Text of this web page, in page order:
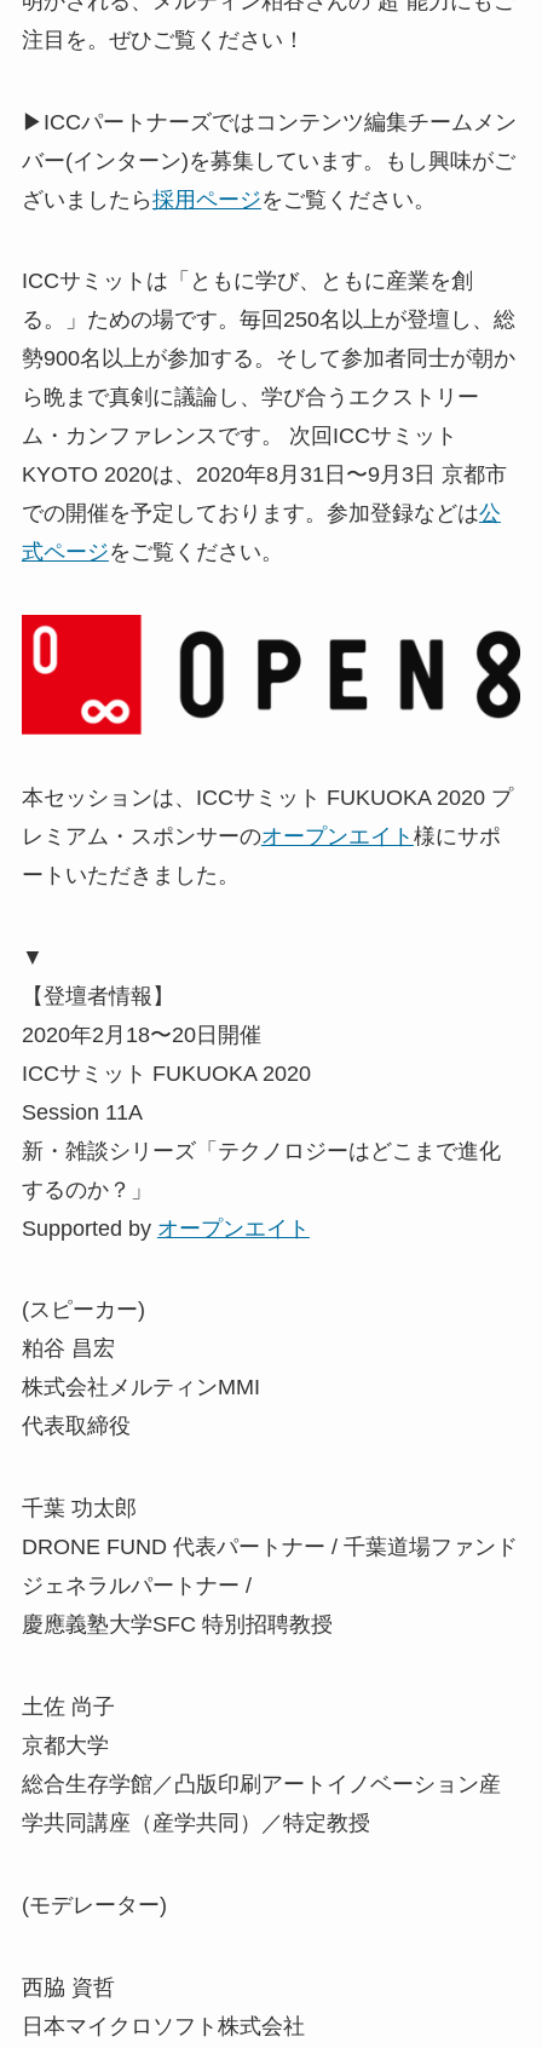
注目を。ぜひご覧ください！
▶ICCパートナーズではコンテンツ編集チームメン
バー(インターン)を募集しています。もし興味がご
ざいましたら採用ページをご覧ください。
ICCサミットは「ともに学び、ともに産業を創
る。」ための場です。毎回250名以上が登壇し、総
勢900名以上が参加する。そして参加者同士が朝か
ら晩まで真剣に議論し、学び合うエクストリー
ム・カンファレンスです。 次回ICCサミット
KYOTO 2020は、2020年8月31日〜9月3日 京都市
での開催を予定しております。参加登録などは公
式ページをご覧ください。
本セッションは、ICCサミット FUKUOKA 2020 プ
レミアム・スポンサーのオープンエイト 様にサポ
ートいただきました。
▼
【登壇者情報】
2020年2月18〜20日開催
ICCサミット FUKUOKA 2020
Session 11A
新・雑談シリーズ「テクノロジーはどこまで進化
するのか？」
Supported by オープンエイト
(スピーカー)
粕谷 昌宏
株式会社メルティンMMI
代表取締役
千葉 功太郎
DRONE FUND 代表パートナー / 千葉道場ファンド
ジェネラルパートナー /
慶應義塾大学SFC 特別招聘教授
土佐 尚子
京都大学
総合生存学館／凸版印刷アートイノベーション産
学共同講座（産学共同）／特定教授
(モデレーター)
西脇 資哲
日本マイクロソフト株式会社